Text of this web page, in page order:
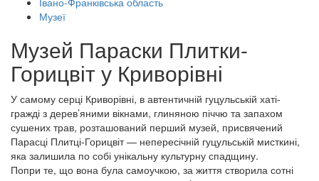
Музеї
Музей Параски Плитки-
Горицвіт у Криворівні
У самому серці Криворівні, в автентичній гуцульській хаті-
гражді з дерев’яними вікнами, глиняною піччю та запахом
сушених трав, розташований перший музей, присвячений
Парасці Плитці-Горицвіт — непересічній гуцульській мисткині,
яка залишила по собі унікальну культурну спадщину.
Попри те, що вона була самоучкою, за життя створила сотні